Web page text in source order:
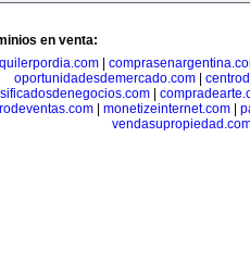
en venta:
oportunidadesdemercado.com
|
| monetizeinternet.com|